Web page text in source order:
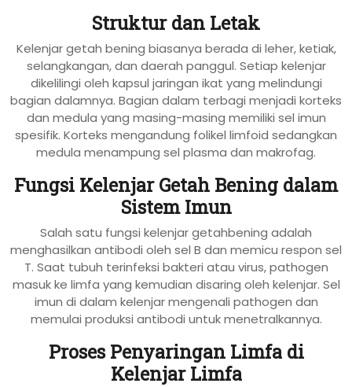
Struktur dan Letak
Kelenjar getah bening biasanya berada di leher, ketiak,
selangkangan, dan daerah panggul. Setiap kelenjar
dikelilingi oleh kapsul jaringan ikat yang melindungi
bagian dalamnya. Bagian dalam terbagi menjadi korteks
dan medula yang masing-masing memiliki sel imun
spesifik. Korteks mengandung folikel limfoid sedangkan
medula menampung sel plasma dan makrofag.
Fungsi Kelenjar Getah Bening dalam
Sistem Imun
Salah satu fungsi kelenjar getahbening adalah
menghasilkan antibodi oleh sel B dan memicu respon sel
T. Saat tubuh terinfeksi bakteri atau virus, pathogen
masuk ke limfa yang kemudian disaring oleh kelenjar. Sel
imun di dalam kelenjar mengenali pathogen dan
memulai produksi antibodi untuk menetralkannya.
Proses Penyaringan Limfa di
Kelenjar Limfa